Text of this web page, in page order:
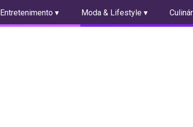
Entretenimento ▾ Moda & Lifestyle ▾